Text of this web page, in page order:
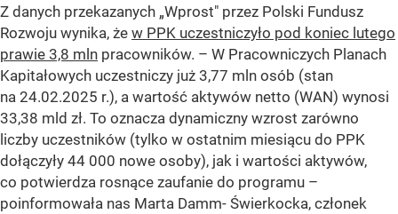
Z danych przekazanych „Wprost" przez Polski Fundusz
Rozwoju wynika, że w PPK uczestniczyło pod koniec lutego
prawie 3,8 mln pracowników. – W Pracowniczych Planach
Kapitałowych uczestniczy już 3,77 mln osób (stan
na 24.02.2025 r.), a wartość aktywów netto (WAN) wynosi
33,38 mld zł. To oznacza dynamiczny wzrost zarówno
liczby uczestników (tylko w ostatnim miesiącu do PPK
dołączyły 44 000 nowe osoby), jak i wartości aktywów,
co potwierdza rosnące zaufanie do programu –
poinformowała nas Marta Damm- Świerkocka, członek